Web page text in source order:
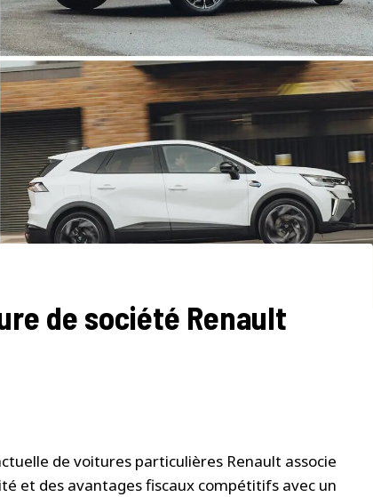
de société Renault
de voitures particulières Renault associe
et des avantages fiscaux compétitifs avec un